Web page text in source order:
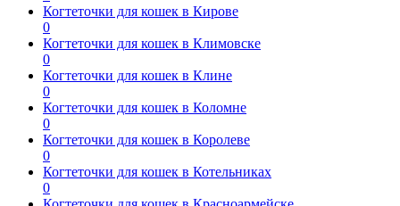
Когтеточки для кошек в Кирове
0
Когтеточки для кошек в Климовске
0
Когтеточки для кошек в Клине
0
Когтеточки для кошек в Коломне
0
Когтеточки для кошек в Королеве
0
Когтеточки для кошек в Котельниках
0